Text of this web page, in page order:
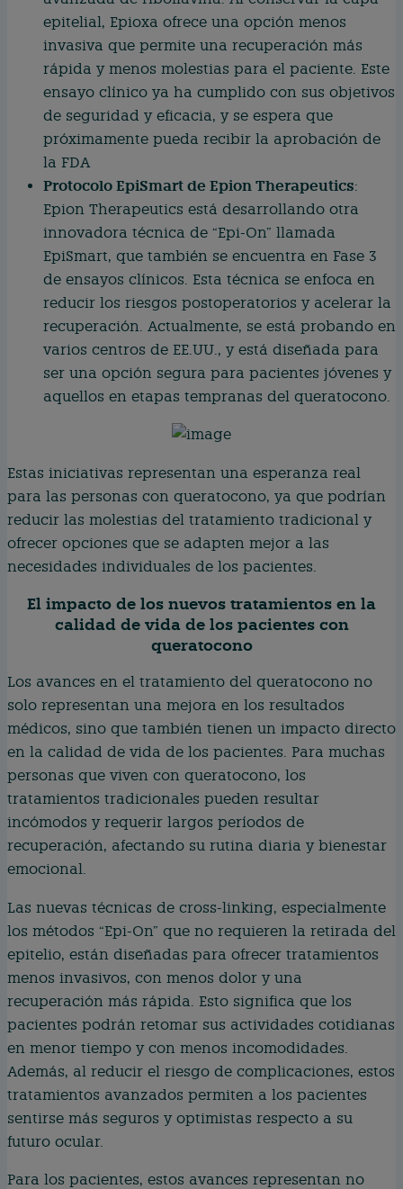
epitelial, Epioxa ofrece una opción menos
invasiva que permite una recuperación más
rápida y menos molestias para el paciente. Este
ensayo clínico ya ha cumplido con sus objetivos
de seguridad y eficacia, y se espera que
próximamente pueda recibir la aprobación de
la FDA
Protocolo EpiSmart de Epion Therapeutics:
Epion Therapeutics está desarrollando otra
innovadora técnica de “Epi-On” llamada
EpiSmart, que también se encuentra en Fase 3
de ensayos clínicos. Esta técnica se enfoca en
reducir los riesgos postoperatorios y acelerar la
recuperación. Actualmente, se está probando en
varios centros de EE.UU., y está diseñada para
ser una opción segura para pacientes jóvenes y
aquellos en etapas tempranas del queratocono.
Estas iniciativas representan una esperanza real
para las personas con queratocono, ya que podrían
reducir las molestias del tratamiento tradicional y
ofrecer opciones que se adapten mejor a las
necesidades individuales de los pacientes.
El impacto de los nuevos tratamientos en la
calidad de vida de los pacientes con
queratocono
Los avances en el tratamiento del queratocono no
solo representan una mejora en los resultados
médicos, sino que también tienen un impacto directo
en la calidad de vida de los pacientes. Para muchas
personas que viven con queratocono, los
tratamientos tradicionales pueden resultar
incómodos y requerir largos períodos de
recuperación, afectando su rutina diaria y bienestar
emocional.
Las nuevas técnicas de cross-linking, especialmente
los métodos “Epi-On” que no requieren la retirada del
epitelio, están diseñadas para ofrecer tratamientos
menos invasivos, con menos dolor y una
recuperación más rápida. Esto significa que los
pacientes podrán retomar sus actividades cotidianas
en menor tiempo y con menos incomodidades.
Además, al reducir el riesgo de complicaciones, estos
tratamientos avanzados permiten a los pacientes
sentirse más seguros y optimistas respecto a su
futuro ocular.
Para los pacientes, estos avances representan no